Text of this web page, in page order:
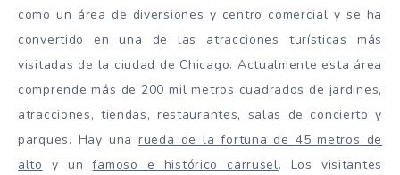
como un área de diversiones y centro comercial y se ha
convertido en una de las atracciones turísticas más
visitadas de la ciudad de Chicago. Actualmente esta área
comprende más de 200 mil metros cuadrados de jardines,
atracciones, tiendas, restaurantes, salas de concierto y
parques. Hay una rueda de la fortuna de 45 metros de
alto y unfamoso e histórico carrusel. Los visitantes